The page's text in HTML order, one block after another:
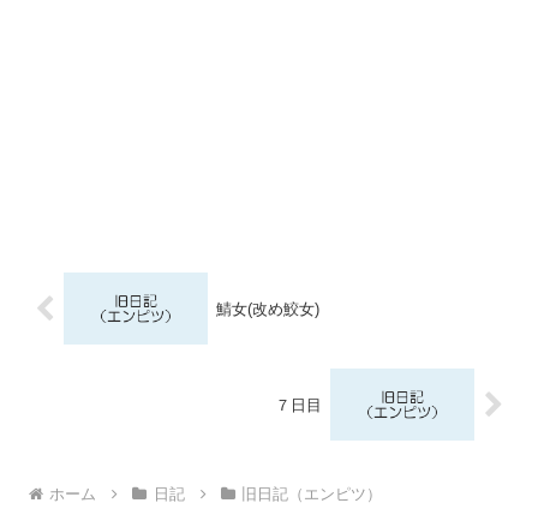
鯖女(改め鮫女)
７日目
ホーム 日記 旧日記（エンピツ）